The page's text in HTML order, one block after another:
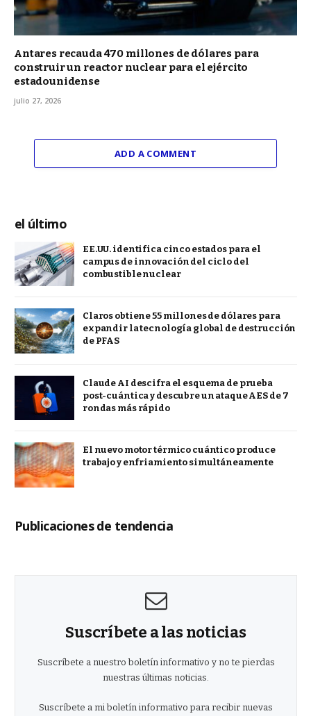
Antares recauda 470 millones de dólares para
construir un reactor nuclear para el ejército
estadounidense
julio 27, 2026
ADD A COMMENT
el último
EE.UU. identifica cinco estados para el
campus de innovación del ciclo del
combustible nuclear
Claros obtiene 55 millones de dólares para
expandir la tecnología global de destrucción
de PFAS
Claude AI descifra el esquema de prueba
post-cuántica y descubre un ataque AES de 7
rondas más rápido
El nuevo motor térmico cuántico produce
trabajo y enfriamiento simultáneamente
Publicaciones de tendencia
Suscríbete a las noticias
Suscríbete a nuestro boletín informativo y no te pierdas
nuestras últimas noticias.
Suscríbete a mi boletín informativo para recibir nuevas